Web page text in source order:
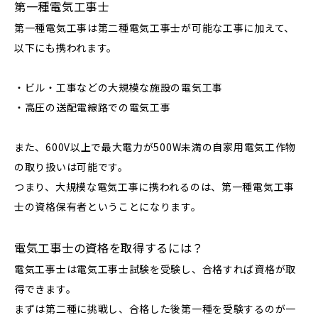
第一種電気工事士
第一種電気工事は第二種電気工事士が可能な工事に加えて、
以下にも携われます。
・ビル・工事などの大規模な施設の電気工事
・高圧の送配電線路での電気工事
また、600V以上で最大電力が500W未満の自家用電気工作物
の取り扱いは可能です。
つまり、大規模な電気工事に携われるのは、第一種電気工事
士の資格保有者ということになります。
電気工事士の資格を取得するには？
電気工事士は電気工事士試験を受験し、合格すれば資格が取
得できます。
まずは第二種に挑戦し、合格した後第一種を受験するのが一